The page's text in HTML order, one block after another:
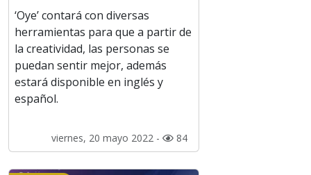
‘Oye’ contará con diversas
herramientas para que a partir de
la creatividad, las personas se
puedan sentir mejor, además
estará disponible en inglés y
español.
viernes, 20 mayo 2022 - 84